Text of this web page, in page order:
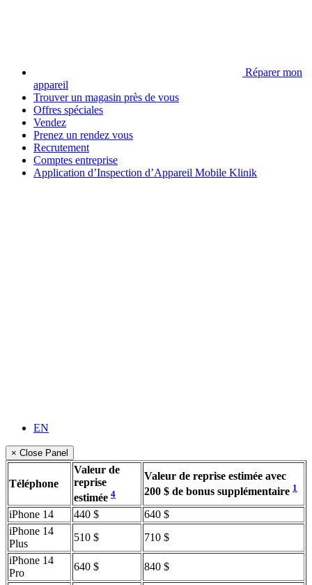
Réparer mon
appareil
Trouver un magasin près de vous
Offres spéciales
Vendez
Prenez un rendez vous
Recrutement
Comptes entreprise
Application d’Inspection d’Appareil Mobile Klinik
EN
× Close Panel
Téléphone
Valeur de
reprise
estimée 4
Valeur de reprise estimée avec
200 $ de bonus supplémentaire 1
iPhone 14 440 $
640 $
iPhone 14
Plus
510 $
710 $
iPhone 14
Pro
640 $
840 $